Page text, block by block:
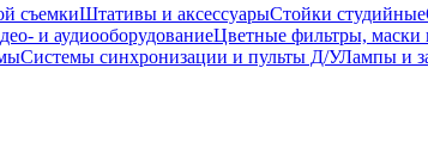
съемкиШтативы и аксессуарыСтойки студийные
и аудиооборудованиеЦветные фильтры, маски
Системы синхронизации и пульты Д/УЛампы и